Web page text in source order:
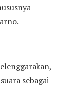
sebagai